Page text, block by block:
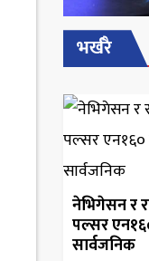
भर्खरै
नेभिगेसन र
पल्सर
सार्वजनिक